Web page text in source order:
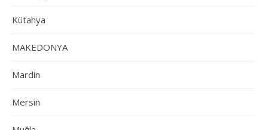
Kütahya
MAKEDONYA
Mardin
Mersin